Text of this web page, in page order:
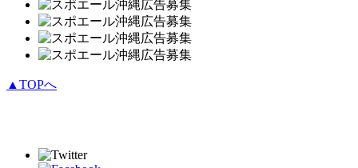
▲TOPへ